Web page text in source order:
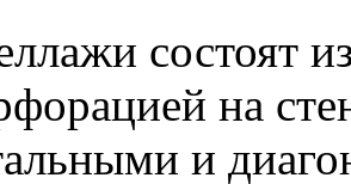
состоят
на
и